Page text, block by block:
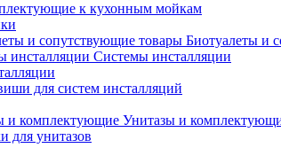
к кухонным мойкам
Биотуалеты и
Системы инсталляции
для систем инсталляций
Унитазы и
для унитазов